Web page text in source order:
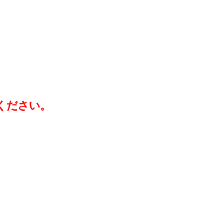
さい。